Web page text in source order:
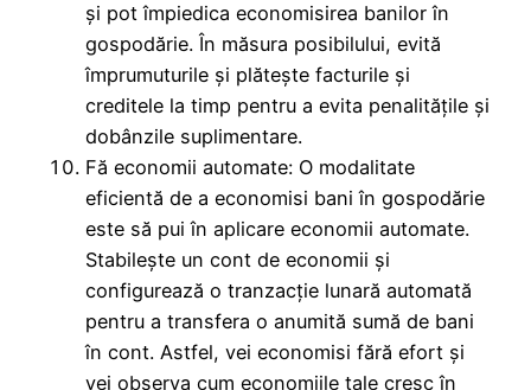
și pot împiedica economisirea banilor în
gospodărie. În măsura posibilului, evită
împrumuturile și plătește facturile și
creditele la timp pentru a evita penalitățile și
dobânzile suplimentare.
Fă economii automate: O modalitate
eficientă de a economisi bani în gospodărie
este să pui în aplicare economii automate.
Stabilește un cont de economii și
configurează o tranzacție lunară automată
pentru a transfera o anumită sumă de bani
în cont. Astfel, vei economisi fără efort și
vei observa cum economiile tale cresc în